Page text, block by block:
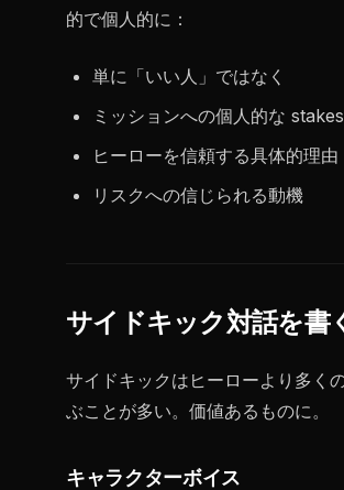
的で個人的に：
単に「いい人」ではなく
ミッションへの個人的な stakes
ヒーローを信頼する具体的理由
リスクへの信じられる動機
サイドキック対話を書
サイドキックはヒーローより多く
ぶことが多い。価値あるものに。
キャラクターボイス